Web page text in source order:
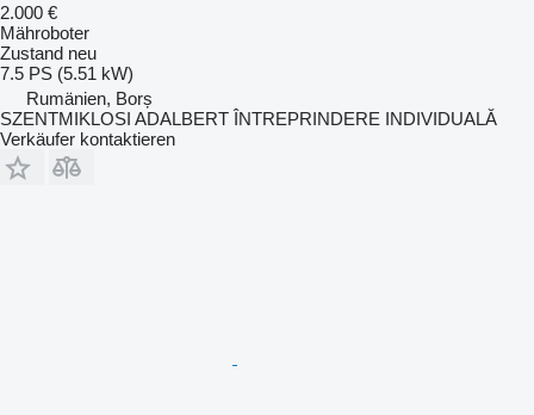
2.000 €
Mähroboter
Zustand neu
7.5 PS (5.51 kW)
Rumänien, Borș
SZENTMIKLOSI ADALBERT ÎNTREPRINDERE INDIVIDUALĂ
Verkäufer kontaktieren